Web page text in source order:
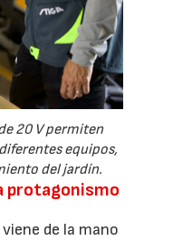
20 V permiten
equipos,
del jardín.
protagonismo
de la mano